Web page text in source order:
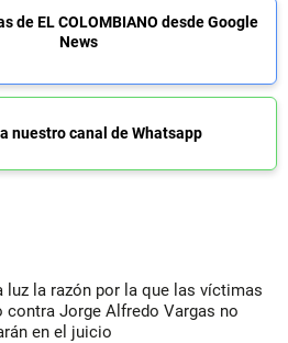
de EL COLOMBIANO desde Google
News
nuestro canal de Whatsapp
luz la razón por la que las víctimas
contra Jorge Alfredo Vargas no
en el juicio